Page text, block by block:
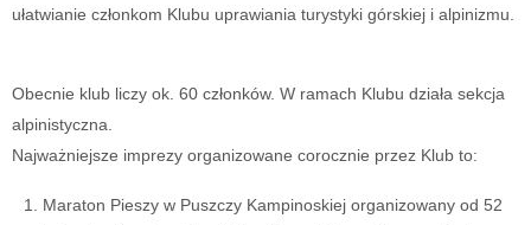
ułatwianie członkom Klubu uprawiania turystyki górskiej i alpinizmu.
Obecnie klub liczy ok. 60 członków. W ramach Klubu działa sekcja
alpinistyczna.
Najważniejsze imprezy organizowane corocznie przez Klub to:
Maraton Pieszy w Puszczy Kampinoskiej organizowany od 52